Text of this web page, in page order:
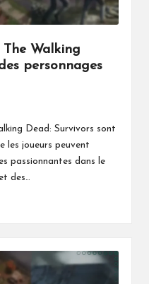
The Walking
personnages
Dead: Survivors sont
les joueurs peuvent
passionnantes dans le
des…